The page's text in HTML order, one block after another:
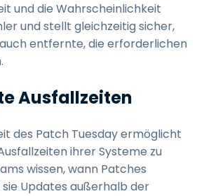
und die Wahrscheinlichkeit
und stellt gleichzeitig sicher,
entfernte, die erforderlichen
Ausfallzeiten
des Patch Tuesday ermöglicht
ihrer Systeme zu
wissen, wann Patches
Updates außerhalb der